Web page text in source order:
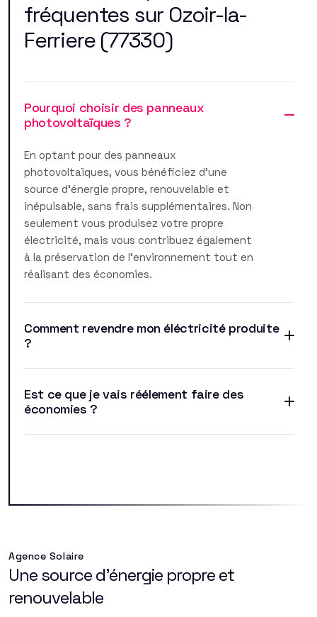
fréquentes sur Ozoir-la-
Ferriere (77330)
Pourquoi choisir des panneaux
photovoltaïques ?
En optant pour des panneaux
photovoltaïques, vous bénéficiez d'une
source d'énergie propre, renouvelable et
inépuisable, sans frais supplémentaires. Non
seulement vous produisez votre propre
électricité, mais vous contribuez également
à la préservation de l'environnement tout en
réalisant des économies.
Comment revendre mon éléctricité produite
?
Est ce que je vais réélement faire des
économies ?
Agence Solaire
Une source d'énergie propre et
renouvelable